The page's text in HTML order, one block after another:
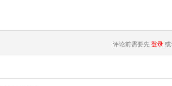
评论前需要先 登录